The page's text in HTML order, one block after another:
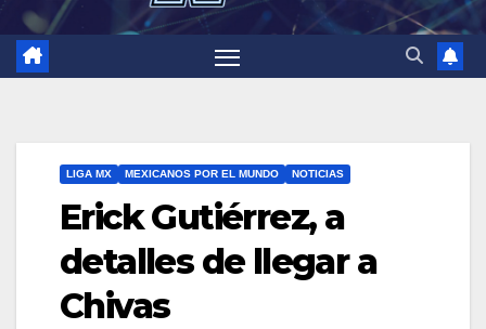
LIGA MX MEXICANOS POR EL MUNDO NOTICIAS
Erick Gutiérrez, a
detalles de llegar a
Chivas